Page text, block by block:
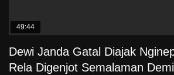
49:44
Dewi Janda Gatal Diajak
Rela Digenjot Semalaman